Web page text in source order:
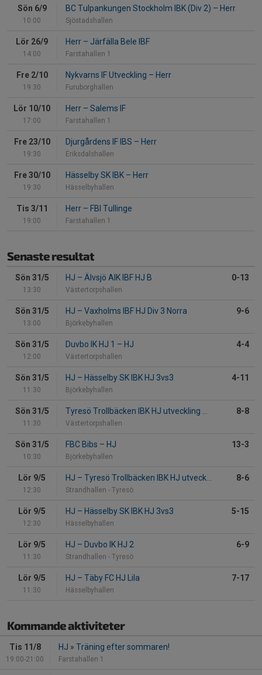
Sön 6/9
10:00
BC Tulpankungen Stockholm IBK (Div 2) – Herr
Sjöstadshallen
Lör 26/9
14:00
Herr – Järfälla Bele IBF
Farstahallen 1
Fre 2/10
19:30
Nykvarns IF Utveckling – Herr
Furuborghallen
Lör 10/10
17:00
Herr – Salems IF
Farstahallen 1
Fre 23/10
19:30
Djurgårdens IF IBS – Herr
Eriksdalshallen
Fre 30/10
19:30
Hässelby SK IBK – Herr
Hässelbyhallen
Tis 3/11
19:00
Herr – FBI Tullinge
Farstahallen 1
Senaste resultat
Sön 31/5
13:30
HJ – Älvsjö AIK IBF HJ B
Västertorpshallen
0-13
Sön 31/5
13:00
HJ – Vaxholms IBF HJ Div 3 Norra
Björkebyhallen
9-6
Sön 31/5
12:00
Duvbo IK HJ 1 – HJ
Västertorpshallen
4-4
Sön 31/5
11:30
HJ – Hässelby SK IBK HJ 3vs3
Björkebyhallen
4-11
Sön 31/5
11:30
Tyresö Trollbäcken IBK HJ utveckling
–
Västertorpshallen
8-8
Sön 31/5
10:30
FBC Bibs – HJ
Björkebyhallen
13-3
Lör 9/5
12:30
HJ – Tyresö Trollbäcken IBK HJ utveckling
Strandhallen - Tyresö
8-6
Lör 9/5
12:30
HJ – Hässelby SK IBK HJ 3vs3
Hässelbyhallen
5-15
Lör 9/5
11:30
HJ – Duvbo IK HJ 2
Strandhallen - Tyresö
6-9
Lör 9/5
11:30
HJ – Täby FC HJ Lila
Hässelbyhallen
7-17
Kommande aktiviteter
Tis 11/8
19:00-21:00
HJ » Träning efter sommaren!
Farstahallen 1